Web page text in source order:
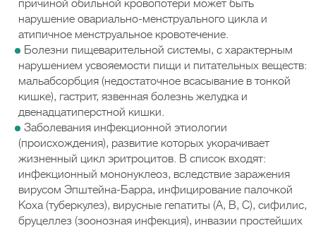
причиной обильной кровопотери может быть
нарушение овариально-менструального цикла и
атипичное менструальное кровотечение.
Болезни пищеварительной системы, с характерным
нарушением усвояемости пищи и питательных веществ:
мальабсорбция (недостаточное всасывание в тонкой
кишке), гастрит, язвенная болезнь желудка и
двенадцатиперстной кишки.
Заболевания инфекционной этиологии
(происхождения), развитие которых укорачивает
жизненный цикл эритроцитов. В список входят:
инфекционный мононуклеоз, вследствие заражения
вирусом Эпштейна-Барра, инфицирование палочкой
Коха (туберкулез), вирусные гепатиты (А, В, С), сифилис,
бруцеллез (зоонозная инфекция), инвазии простейших